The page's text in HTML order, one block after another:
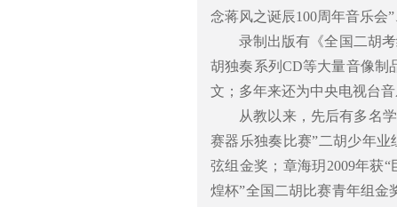
念蒋风之诞辰100周年音乐会
录制出版有《全国二胡
胡独奏系列CD等大量音像制
文；多年来还为中央电视台
从教以来，先后有多名
赛器乐独奏比赛”二胡少年业
弦组金奖；章海玥2009年获
煌杯”全国二胡比赛青年组金